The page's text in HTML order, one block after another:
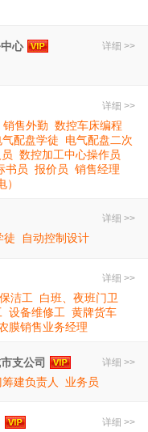
详细 >>
心
详细 >>
销售外勤 数控车床编程
气配盘学徒
电气配盘二次
数控加工中心操作员
书员 报价员 销售经理
详细 >>
徒 自动控制设计
详细 >>
洁工 白班、夜班门卫
设备维修工 黄牌货车
膜销售业务经理
详细 >>
支公司
建负责人 业务员
详细 >>